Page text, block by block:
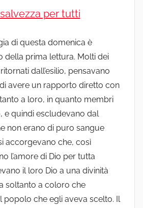
per tutti
di questa domenica è
della prima lettura. Molti dei
dall’esilio, pensavano
avere un rapporto diretto con
a loro, in quanto membri
e quindi escludevano dal
non erano di puro sangue
accorgevano che, così
l’amore di Dio per tutta
il loro Dio a una divinità
soltanto a coloro che
popolo che egli aveva scelto. Il